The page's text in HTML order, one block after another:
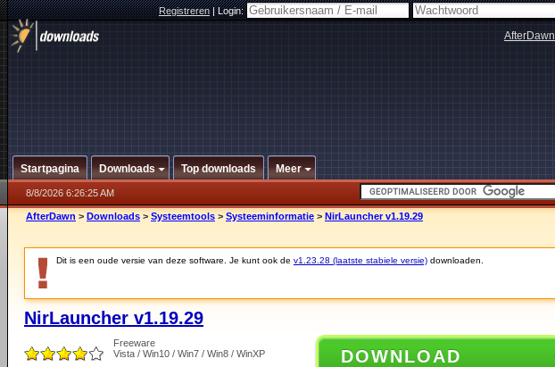
Registreren|Login:
AfterDawn
Startpagina Downloads Top downloads Meer
8/8/2026 6:26:25 AM
AfterDawn > Downloads > Systeemtools > Systeeminformatie > NirLauncher v1.19.29
Dit is een oude versie van deze software. Je kunt ook de v1.23.28 (laatste stabiele versie) downloaden.
NirLauncher v1.19.29
Freeware
Vista / Win10 / Win7 / Win8 / WinXP
DOWNLOAD